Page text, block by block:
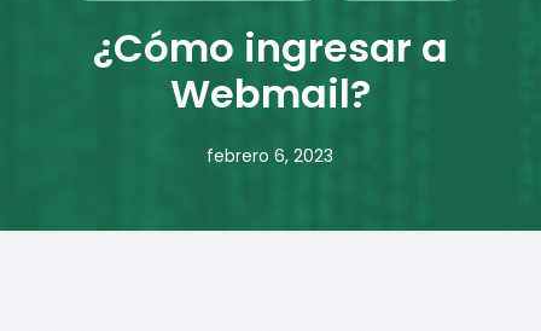
¿Cómo ingresar a
Webmail?
febrero 6, 2023